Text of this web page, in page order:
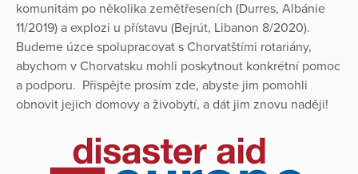
komunitám po několika zemětřeseních (Durres, Albánie
11/2019) a explozi u přístavu (Bejrút, Libanon 8/2020).
Budeme úzce spolupracovat s Chorvatštími rotariány,
abychom v Chorvatsku mohli poskytnout konkrétní pomoc
a podporu. Přispějte prosím zde, abyste jim pomohli
obnovit jejich domovy a živobytí, a dát jim znovu naději!